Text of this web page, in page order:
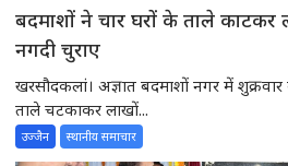
बदमाशों ने चार घरों के ताले
नगदी चुराए
खरसौदकलां। अज्ञात बदमाशों नगर में
ताले चटकाकर लाखों...
उज्जैन स्थानीय समाचार